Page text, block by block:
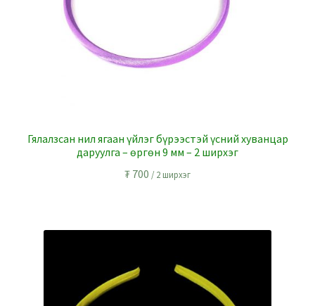
Гялалзсан нил ягаан үйлэг бүрээстэй үсний хуванцар
даруулга – өргөн 9 мм – 2 ширхэг
₮ 700 / 2 ширхэг